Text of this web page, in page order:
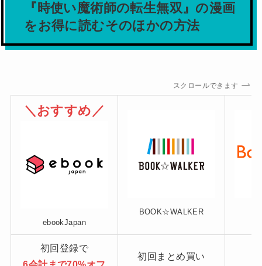
『時使い魔術師の転生無双』の漫画
をお得に読むそのほかの方法
スクロールできます
＼おすすめ／
ebookJapan
BOOK☆WALKER
初回登録で
初回まとめ買い